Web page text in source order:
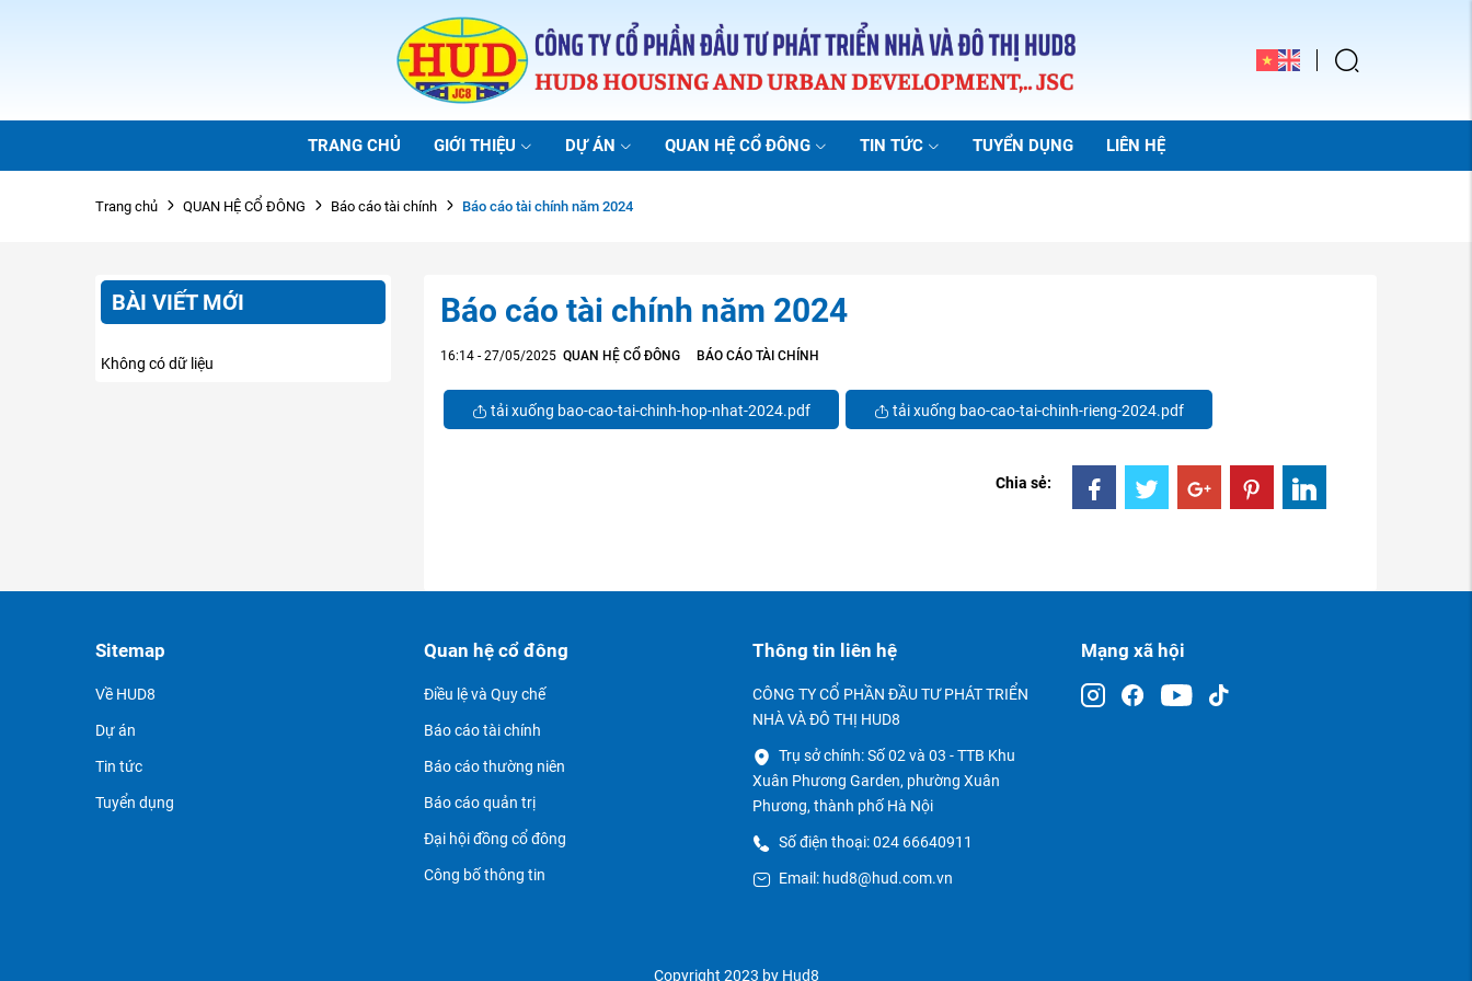
TRANG CHỦ GIỚI THIỆU DỰ ÁN QUAN HỆ CỔ ĐÔNG TIN TỨC TUYỂN DỤNG LIÊN HỆ
Trang chủ QUAN HỆ CỔ ĐÔNG Báo cáo tài chính Báo cáo tài chính năm 2024
BÀI VIẾT MỚI
Không có dữ liệu
Báo cáo tài chính năm 2024
16:14 - 27/05/2025 QUAN HỆ CỔ ĐÔNG BÁO CÁO TÀI CHÍNH
tải xuống bao-cao-tai-chinh-hop-nhat-2024.pdf tải xuống bao-cao-tai-chinh-rieng-2024.pdf
Chia sẻ:
Sitemap
Về HUD8
Dự án
Tin tức
Tuyển dụng
Quan hệ cổ đông
Điều lệ và Quy chế
Báo cáo tài chính
Báo cáo thường niên
Báo cáo quản trị
Đại hội đồng cổ đông
Công bố thông tin
Thông tin liên hệ
CÔNG TY CỔ PHẦN ĐẦU TƯ PHÁT TRIỂN
NHÀ VÀ ĐÔ THỊ HUD8
Trụ sở chính: Số 02 và 03 - TTB Khu
Xuân Phương Garden, phường Xuân
Phương, thành phố Hà Nội
Số điện thoại: 024 66640911
Email: hud8@hud.com.vn
Mạng xã hội
Copyright 2023 by Hud8